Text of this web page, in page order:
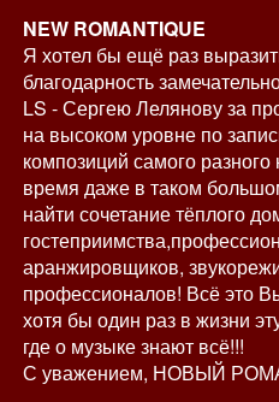
NEW ROMANTIQUE
Я хотел бы ещё раз
благодарность
LS - Сергею Лелянову за
на высоком уровне по
композиций самого
время даже в таком
найти сочетание тёплого
аранжировщиков,
профессионалов! Всё это
хотя бы один раз в жизни
где о музыке знают всё!!!
С уважением, НОВЫЙ